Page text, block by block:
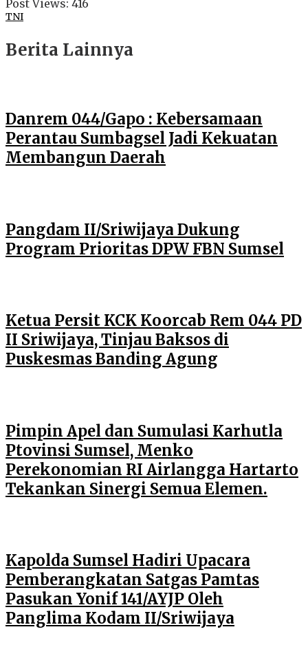
Post Views: 416
TNI
Berita Lainnya
Danrem 044/Gapo : Kebersamaan
Perantau Sumbagsel Jadi Kekuatan
Membangun Daerah
Pangdam II/Sriwijaya Dukung
Program Prioritas DPW FBN Sumsel
Ketua Persit KCK Koorcab Rem 044 PD
II Sriwijaya, Tinjau Baksos di
Puskesmas Banding Agung
Pimpin Apel dan Sumulasi Karhutla
Ptovinsi Sumsel, Menko
Perekonomian RI Airlangga Hartarto
Tekankan Sinergi Semua Elemen.
Kapolda Sumsel Hadiri Upacara
Pemberangkatan Satgas Pamtas
Pasukan Yonif 141/AYJP Oleh
Panglima Kodam II/Sriwijaya